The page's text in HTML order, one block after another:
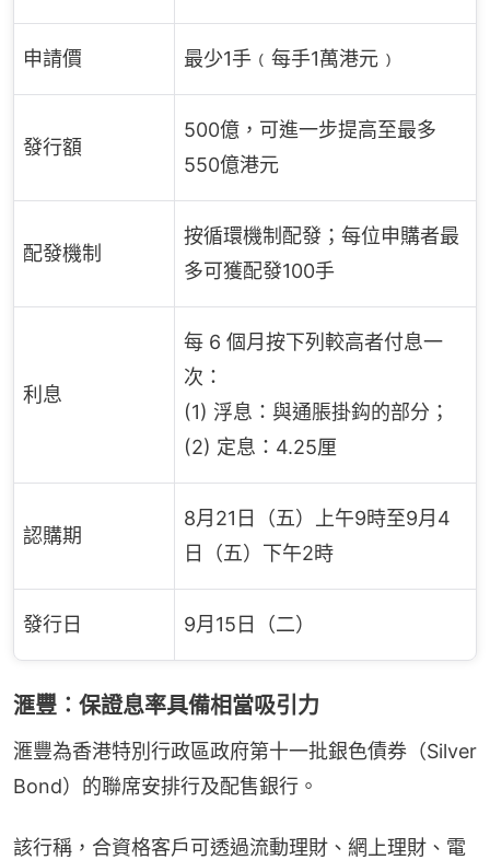
申請價 最少1手﹙每手1萬港元﹚
發行額
500億，可進一步提高至最多
550億港元
配發機制
按循環機制配發；每位申購者最
多可獲配發100手
利息
每 6 個月按下列較高者付息一
次：
(1) 浮息：與通脹掛鈎的部分；
(2) 定息：4.25厘
認購期
8月21日（五）上午9時至9月4
日（五）下午2時
發行日 9月15日（二）
滙豐︰保證息率具備相當吸引力
滙豐為香港特別行政區政府第十一批銀色債券（Silver
Bond）的聯席安排行及配售銀行。
該行稱，合資格客戶可透過流動理財、網上理財、電